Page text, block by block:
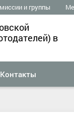
и группы
в
Контакты